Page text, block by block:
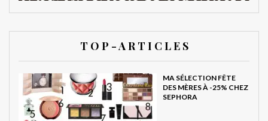
T O P - A R T I C L E S
MA SÉLECTION FÊTE
DES MÈRES À -25% CHEZ
SEPHORA